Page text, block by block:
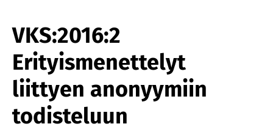
VKS:2016:2
Erityismenettelyt
liittyen anonyymiin
todisteluun